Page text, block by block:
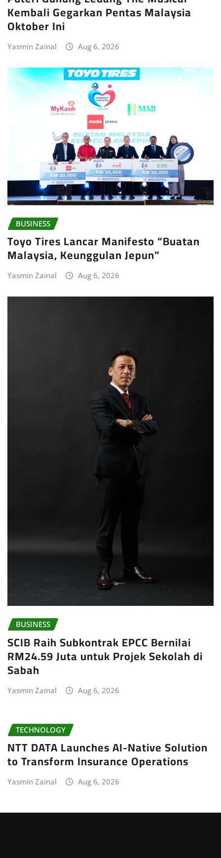
Kembali Gegarkan Pentas Malaysia
Oktober Ini
Yasmin Zainal Aug 6, 2026
BUSINESS
Toyo Tires Lancar Manifesto “Buatan
Malaysia, Keunggulan Jepun”
Yasmin Zainal Aug 6, 2026
BUSINESS
SCIB Raih Subkontrak EPCC Bernilai
RM24.59 Juta untuk Projek Sekolah di
Sabah
Yasmin Zainal Aug 6, 2026
TECHNOLOGY
NTT DATA Launches AI-Native Solution
to Transform Insurance Operations
Yasmin Zainal Aug 6, 2026